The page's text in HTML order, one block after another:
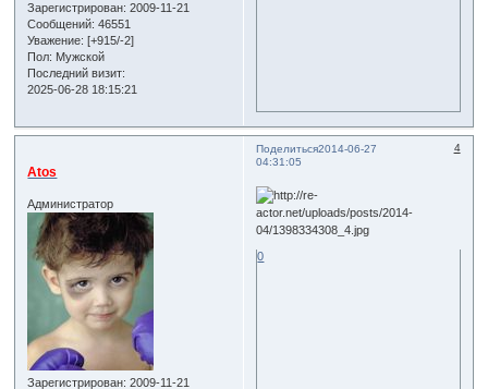
Зарегистрирован: 2009-11-21
Сообщений: 46551
Уважение: [+915/-2]
Пол: Мужской
Последний визит:
2025-06-28 18:15:21
Поделиться 4
2014-06-27
04:31:05
Atos
Администратор
Зарегистрирован: 2009-11-21
0